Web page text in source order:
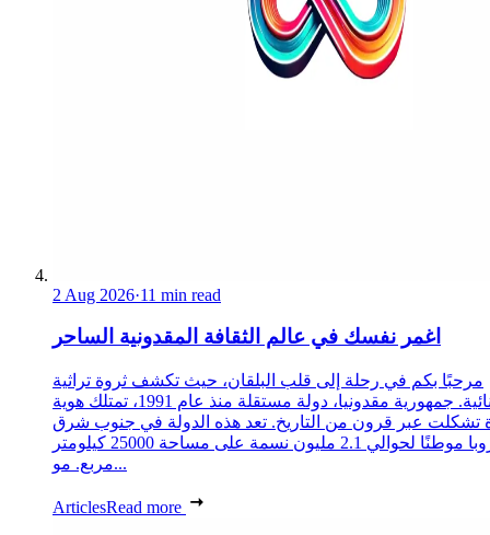
2 Aug 2026·11 min read
اغمر نفسك في عالم الثقافة المقدونية الساحر
مرحبًا بكم في رحلة إلى قلب البلقان، حيث تكشف ثروة تراثية
استثنائية. جمهورية مقدونيا، دولة مستقلة منذ عام 1991، تمتلك هوية
تشكلت عبر قرون من التاريخ. تعد هذه الدولة في جنوب شرق
أوروبا موطنًا لحوالي 2.1 مليون نسمة على مساحة 25000 كيلومتر
مربع. مو...
ArticlesRead more